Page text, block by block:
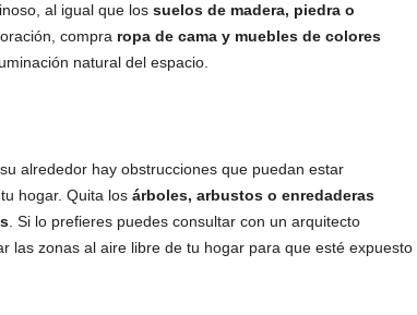
al igual que los suelos de madera, piedra o
compra ropa de cama y muebles de colores
natural del espacio.
alrededor hay obstrucciones que puedan estar
hogar. Quita los árboles, arbustos o enredaderas
. Si lo prefieres puedes consultar con un arquitecto
las zonas al aire libre de tu hogar para que esté expuesto